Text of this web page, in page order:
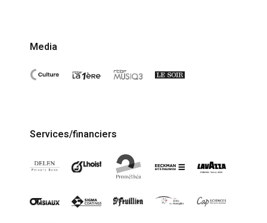
Media
Services/financiers